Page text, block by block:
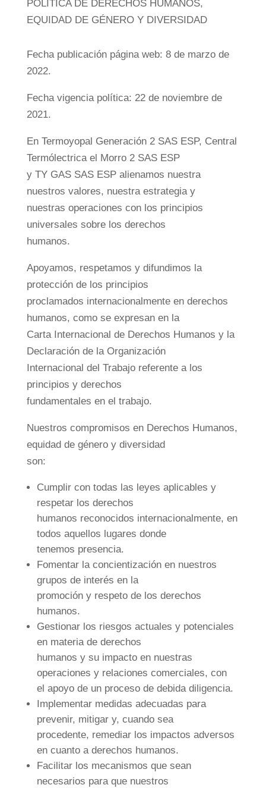
POLÍTICA DE DERECHOS HUMANOS,
EQUIDAD DE GÉNERO Y DIVERSIDAD
Fecha publicación página web: 8 de marzo de
2022.
Fecha vigencia política: 22 de noviembre de
2021.
En Termoyopal Generación 2 SAS ESP, Central
Termólectrica el Morro 2 SAS ESP
y TY GAS SAS ESP alienamos nuestra
nuestros valores, nuestra estrategia y
nuestras operaciones con los principios
universales sobre los derechos
humanos.
Apoyamos, respetamos y difundimos la
protección de los principios
proclamados internacionalmente en derechos
humanos, como se expresan en la
Carta Internacional de Derechos Humanos y la
Declaración de la Organización
Internacional del Trabajo referente a los
principios y derechos
fundamentales en el trabajo.
Nuestros compromisos en Derechos Humanos,
equidad de género y diversidad
son:
Cumplir con todas las leyes aplicables y
respetar los derechos
humanos reconocidos internacionalmente, en
todos aquellos lugares donde
tenemos presencia.
Fomentar la concientización en nuestros
grupos de interés en la
promoción y respeto de los derechos
humanos.
Gestionar los riesgos actuales y potenciales
en materia de derechos
humanos y su impacto en nuestras
operaciones y relaciones comerciales, con
el apoyo de un proceso de debida diligencia.
Implementar medidas adecuadas para
prevenir, mitigar y, cuando sea
procedente, remediar los impactos adversos
en cuanto a derechos humanos.
Facilitar los mecanismos que sean
necesarios para que nuestros